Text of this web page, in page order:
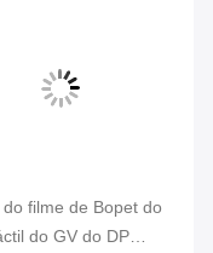
do filme de Bopet do
do GV do DP